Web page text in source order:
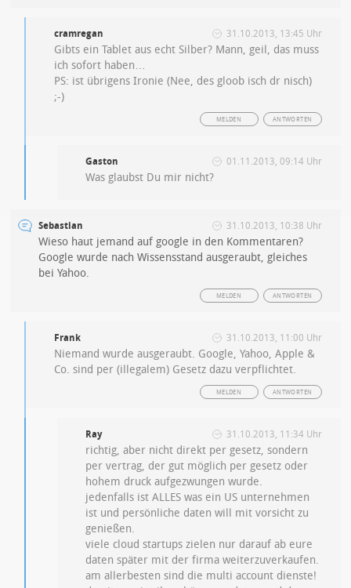
cramregan 31.10.2013, 13:45 Uhr
Gibts ein Tablet aus echt Silber? Mann, geil, das muss
ich sofort haben…
PS: ist übrigens Ironie (Nee, des gloob isch dr nisch)
;-)
ANTWORTEN
MELDEN
Gaston 01.11.2013, 09:14 Uhr
Was glaubst Du mir nicht?
Sebastian 31.10.2013, 10:38 Uhr
Wieso haut jemand auf google in den Kommentaren?
Google wurde nach Wissensstand ausgeraubt, gleiches
bei Yahoo.
ANTWORTEN
MELDEN
Frank 31.10.2013, 11:00 Uhr
Niemand wurde ausgeraubt. Google, Yahoo, Apple &
Co. sind per (illegalem) Gesetz dazu verpflichtet.
ANTWORTEN
MELDEN
Ray 31.10.2013, 11:34 Uhr
richtig, aber nicht direkt per gesetz, sondern
per vertrag, der gut möglich per gesetz oder
hohem druck aufgezwungen wurde.
jedenfalls ist ALLES was ein US unternehmen
ist und persönliche daten will mit vorsicht zu
genießen.
viele cloud startups zielen nur darauf ab eure
daten später mit der firma weiterzuverkaufen.
am allerbesten sind die multi account dienste!